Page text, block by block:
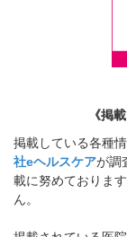
《掲
掲載している各種
社eヘルスケアが調
載に努めておりま
ん。